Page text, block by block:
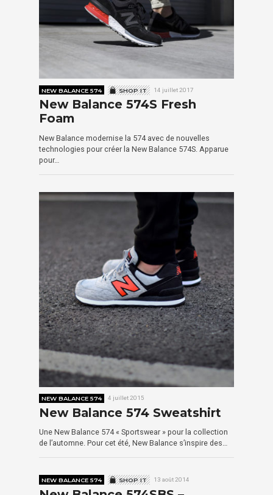
NEW BALANCE 574 SHOP IT 14 juillet 2017
New Balance 574S Fresh
Foam
New Balance modernise la 574 avec de nouvelles
technologies pour créer la New Balance 574S. Apparue
pour…
NEW BALANCE 574 4 juillet 2015
New Balance 574 Sweatshirt
Une New Balance 574 « Sportswear » pour la collection
de l’automne. Pour cet été, New Balance s’inspire des…
NEW BALANCE 574 SHOP IT 13 août 2014